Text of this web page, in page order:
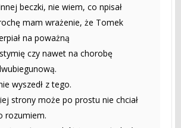
beczki, nie wiem, co npisał
mam wrażenie, że Tomek
na poważną
czy nawet na chorobę
wyszedł z tego.
strony może po prostu nie chciał
rozumiem.